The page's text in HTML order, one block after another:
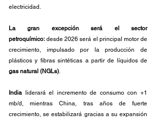
electricidad.
La gran excepción será el sector
petroquímico: desde 2026 será el principal motor de
crecimiento, impulsado por la producción de
gas natural (NGLs).
India liderará el incremento de consumo con +1
mb/d, mientras China, tras años de fuerte
crecimiento, se estabilizará gracias a su expansión